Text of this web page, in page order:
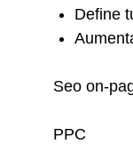
Define
Seo on-
PPC